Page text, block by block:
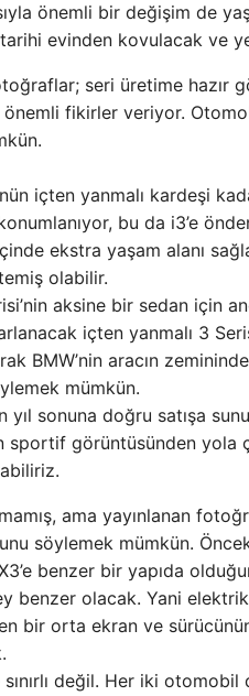
önemli bir değişim de
evinden kovulacak ve
seri üretime hazır
önemli fikirler veriyor.
içten yanmalı kardeşi
bu da i3’e
ekstra yaşam alanı
olabilir.
aksine bir sedan için
içten yanmalı 3
BMW’nin aracın
mümkün.
sonuna doğru satışa
görüntüsünden yola
ama yayınlanan
söylemek mümkün.
benzer bir yapıda
benzer olacak. Yani
bir orta ekran ve
değil. Her iki